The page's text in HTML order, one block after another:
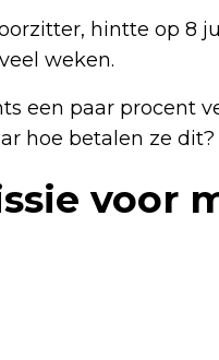
hintte op 8
weken.
een paar procent
hoe betalen ze dit?
voor